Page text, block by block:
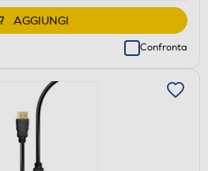
AGGIUNGI
Confronta